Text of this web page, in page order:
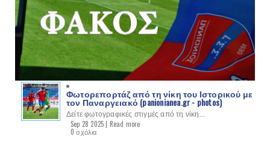
Φωτορεπορτάζ από τη νίκη του Ιστορικού με
τον Παναργειακό (panionianea.gr - photos)
Δείτε φωτογραφικές στιγμές από τη νίκη...
Sep 28 2025 | Read more
0 σχόλια